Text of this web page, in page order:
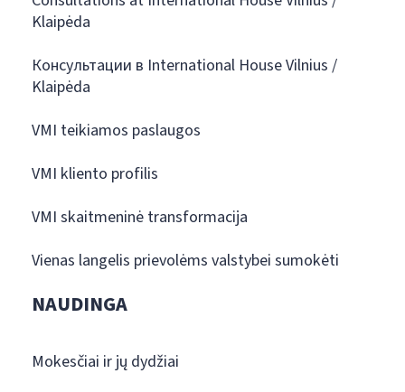
Klaipėda
Консультации в International House Vilnius /
Klaipėda
VMI teikiamos paslaugos
VMI kliento profilis
VMI skaitmeninė transformacija
Vienas langelis prievolėms valstybei sumokėti
NAUDINGA
Mokesčiai ir jų dydžiai